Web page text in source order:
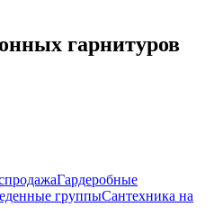
гарнитуров
Гардеробные
группыСантехника на